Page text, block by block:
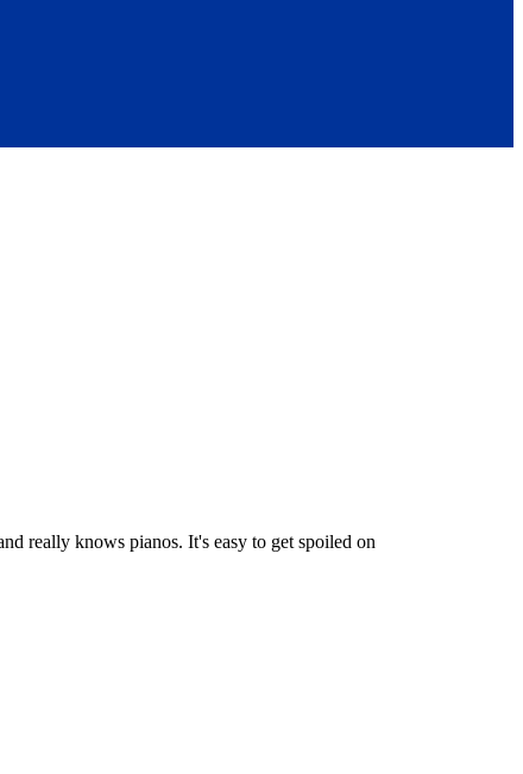
really knows pianos. It's easy to get spoiled on